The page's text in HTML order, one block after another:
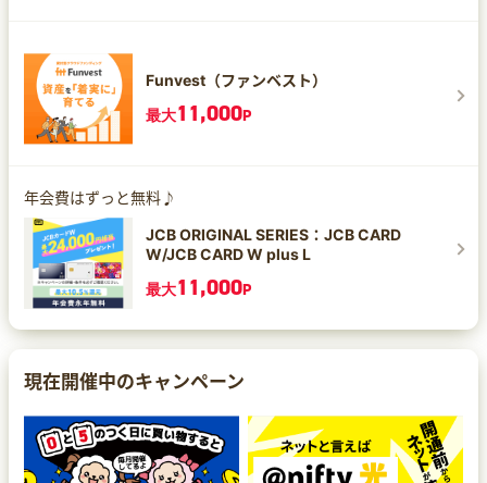
Funvest（ファンベスト）
最大11,000P
年会費はずっと無料♪
JCB ORIGINAL SERIES：JCB CARD
W/JCB CARD W plus L
最大11,000P
現在開催中のキャンペーン